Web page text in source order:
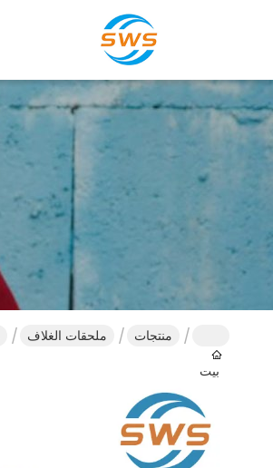
بيت
منتجات ملحقات الغلاف